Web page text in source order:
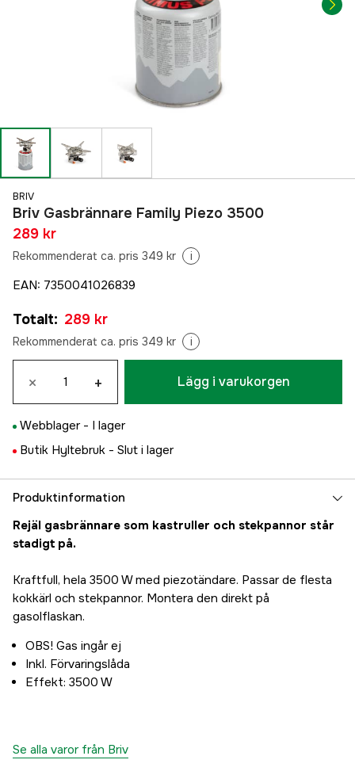
BRIV
Briv Gasbrännare Family Piezo 3500
289 kr
Rekommenderat ca. pris 349 kr i
EAN: 7350041026839
Totalt: 289 kr
Rekommenderat ca. pris 349 kr i
× + Lägg i varukorgen
Webblager - I lager
Butik Hyltebruk - Slut i lager
Produktinformation
Rejäl gasbrännare som kastruller och stekpannor står
stadigt på.
Kraftfull, hela 3500 W med piezotändare. Passar de flesta
kokkärl och stekpannor. Montera den direkt på
gasolflaskan.
OBS! Gas ingår ej
Inkl. Förvaringslåda
Effekt: 3500 W
Se alla varor från Briv